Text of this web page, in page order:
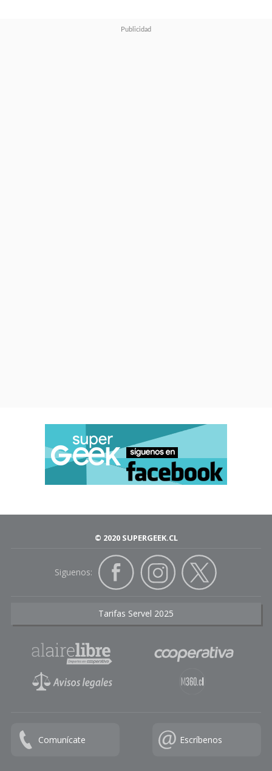
© 2020 SUPERGEEK.CL
Siguenos:
Tarifas Servel 2025
Comunícate Escríbenos